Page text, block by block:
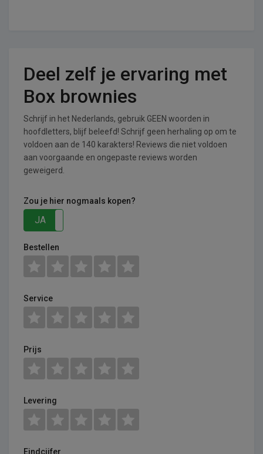
Deel zelf je ervaring met
Box brownies
Schrijf in het Nederlands, gebruik GEEN woorden in
hoofdletters, blijf beleefd! Schrijf geen herhaling op om te
voldoen aan de 140 karakters! Reviews die niet voldoen
aan voorgaande en ongepaste reviews worden
geweigerd.
Zou je hier nogmaals kopen?
JA
Bestellen
Service
Prijs
Levering
Eindcijfer